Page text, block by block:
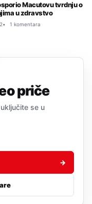
Macutovu tvrdnju o
u zdravstvo
1 komentara
priče
se u
→